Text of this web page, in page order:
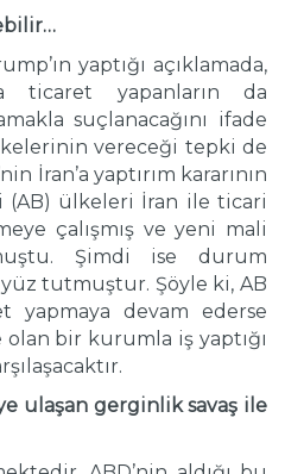
yaptığı açıklamada,
ticaret yapanların da
suçlanacağını ifade
vereceği tepki de
İran’a yaptırım kararının
(AB) ülkeleri İran ile ticari
çalışmış ve yeni mali
Şimdi ise durum
tutmuştur. Şöyle ki, AB
devam ederse
bir kurumla iş yaptığı
ulaşan gerginlik savaş ile